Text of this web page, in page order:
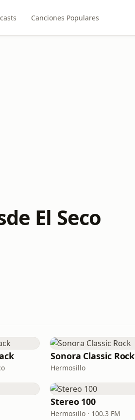
Canciones Populares
El Seco
Sonora Classic Rock
Hermosillo
Stereo 100
Hermosillo · 100.3 FM